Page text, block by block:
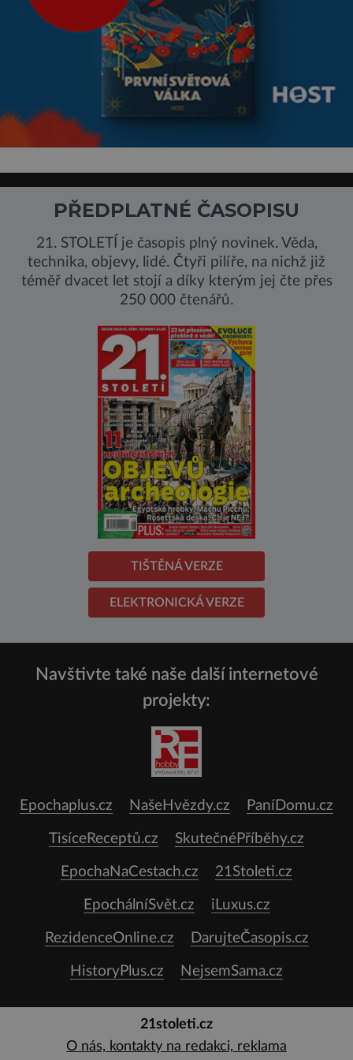
PŘEDPLATNÉ ČASOPISU
21. STOLETÍ je časopis plný novinek. Věda,
technika, objevy, lidé. Čtyři pilíře, na nichž již
téměř dvacet let stojí a díky kterým jej čte přes
250 000 čtenářů.
TIŠTĚNÁ VERZE
ELEKTRONICKÁ VERZE
Navštivte také naše další internetové
projekty:
Epochaplus.cz NašeHvězdy.cz PaníDomu.cz
TisíceReceptů.cz SkutečnéPříběhy.cz
EpochaNaCestach.cz 21Stoleti.cz
EpochálníSvět.cz iLuxus.cz
RezidenceOnline.cz DarujteČasopis.cz
HistoryPlus.cz NejsemSama.cz
21stoleti.cz
O nás, kontakty na redakci, reklama